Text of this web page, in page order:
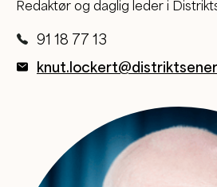
Redaktør og daglig leder i
91 18 77 13